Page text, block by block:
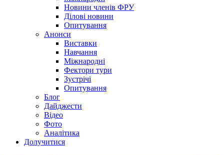
Новини членів ФРУ
Ділові новини
Опитування
Анонси
Виставки
Навчання
Міжнародні
Фектори тури
Зустрічі
Опитування
Блог
Дайджести
Відео
Фото
Аналітика
Долучитися